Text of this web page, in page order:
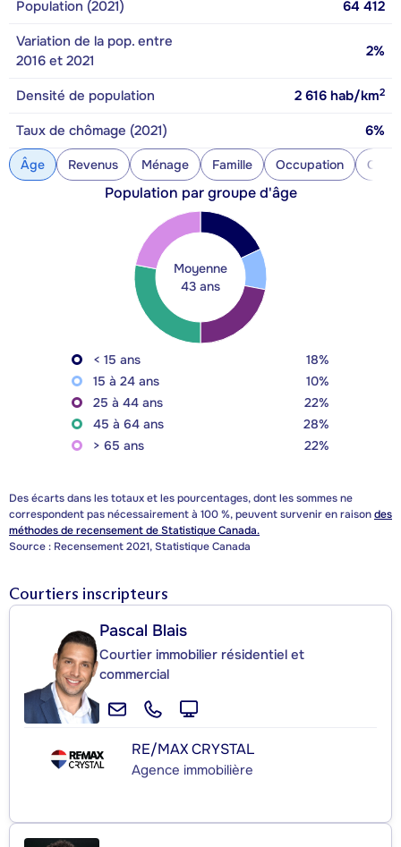
Population (2021)
64 412
Variation de la pop. entre
2016 et 2021
2%
Densité de population 2 616 hab/km2
Taux de chômage (2021) 6%
Âge Revenus Ménage Famille Occupation
Population par groupe d'âge
Moyenne
43 ans
< 15 ans
18%
15 à 24 ans
10%
25 à 44 ans
22%
45 à 64 ans
28%
> 65 ans
22%
Des écarts dans les totaux et les pourcentages, dont les sommes ne
correspondent pas nécessairement à 100 %, peuvent survenir en raisondes
méthodes de recensement de Statistique Canada.
Source : Recensement 2021, Statistique Canada
Courtiers inscripteurs
Pascal Blais
Courtier immobilier résidentiel et
commercial
RE/MAX CRYSTAL
Agence immobilière